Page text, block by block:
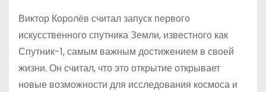
Виктор Королёв считал запуск первого
искусственного спутника Земли, известного как
Спутник-1, самым важным достижением в своей
жизни. Он считал, что это открытие открывает
новые возможности для исследования космоса и